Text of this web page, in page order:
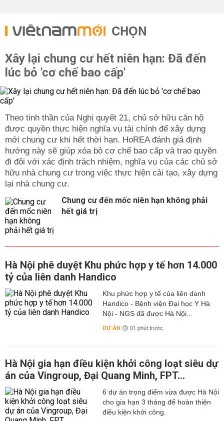
CHỌN
Xây lại chung cư hết niên hạn: Đã đến
lúc bỏ 'cơ chế bao cấp'
Theo tinh thần của Nghị quyết 21, chủ sở hữu căn hộ
được quyền thực hiện nghĩa vụ tài chính để xây dựng
mới chung cư khi hết thời hạn. HoREA đánh giá định
hướng này sẽ giúp xóa bỏ cơ chế bao cấp và trao quyền
đi đôi với xác định trách nhiệm, nghĩa vụ của các chủ sở
hữu nhà chung cư trong việc thực hiện cải tạo, xây dựng
lại nhà chung cư.
Chung cư đến mốc niên hạn không phải
hết giá trị
Hà Nội phê duyệt Khu phức hợp y tế hơn 14.000
tỷ của liên danh Handico
Khu phức hợp y tế của liên danh
Handico - Bệnh viện Đại học Y Hà
Nội - NGS đã được Hà Nội...
DỰ ÁN 01 phút trước
Hà Nội gia hạn điều kiện khởi công loạt siêu dự
án của Vingroup, Đại Quang Minh, FPT...
6 dự án trọng điểm vừa được Hà Nội
cho gia hạn 3 tháng để hoàn thiện
điều kiện khởi công.